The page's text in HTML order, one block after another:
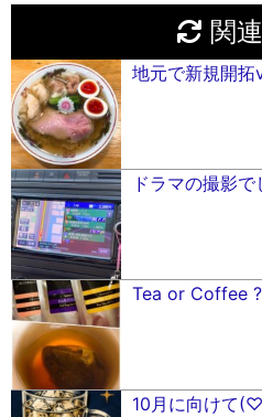
関
地元で新規開
ドラマの撮影で
Tea or Coffee
10月に向けて